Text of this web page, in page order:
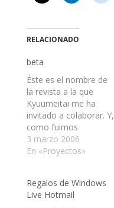
RELACIONADO
beta
Éste es el nombre de
la revista a la que
Kyuumeitai me ha
invitado a colaborar. Y,
como fuimos
compañeros de curso,
también colaboro en
Espero lo evalúen y
comparen con el
3 marzo 2006
En «Proyectos»
Regalos de Windows
Live Hotmail